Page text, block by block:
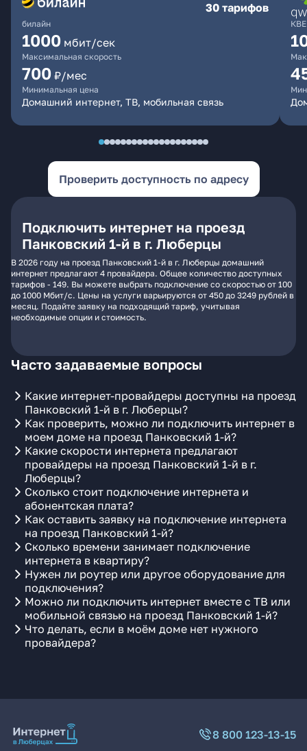
билайн
30 тарифов
1000 мбит/сек
Максимальная скорость
700 ₽/мес
Минимальная цена
Домашний интернет, ТВ, мобильная связь
Проверить доступность по адресу
Подключить интернет на проезд
Панковский 1-й в г. Люберцы
В 2026 году на проезд Панковский 1-й в г. Люберцы домашний
интернет предлагают 4 провайдера. Общее количество доступных
тарифов - 149. Вы можете выбрать подключение со скоростью от 100
до 1000 Мбит/с. Цены на услуги варьируются от 450 до 3249 рублей в
месяц. Подайте заявку на подходящий тариф, учитывая
необходимые опции и стоимость.
Часто задаваемые вопросы
Какие интернет-провайдеры доступны на проезд
Панковский 1-й в г. Люберцы?
Как проверить, можно ли подключить интернет в
моем доме на проезд Панковский 1-й?
Какие скорости интернета предлагают
провайдеры на проезд Панковский 1-й в г.
Люберцы?
Сколько стоит подключение интернета и
абонентская плата?
Как оставить заявку на подключение интернета
на проезд Панковский 1-й?
Сколько времени занимает подключение
интернета в квартиру?
Нужен ли роутер или другое оборудование для
подключения?
Можно ли подключить интернет вместе с ТВ или
мобильной связью на проезд Панковский 1-й?
Что делать, если в моём доме нет нужного
провайдера?
8 800 123-13-15